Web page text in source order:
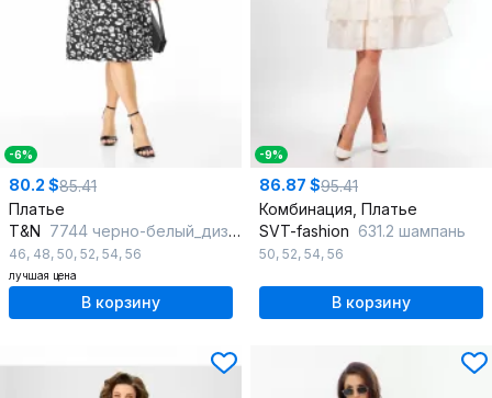
-6%
80.2 $85.41
Платье
T&N 7744 черно-белый_дизайн
46, 48, 50, 52, 54, 56
лучшая цена
В корзину
-9%
86.87 $95.41
Комбинация, Платье
SVT-fashion 631.2 шампань
50, 52, 54, 56
В корзину